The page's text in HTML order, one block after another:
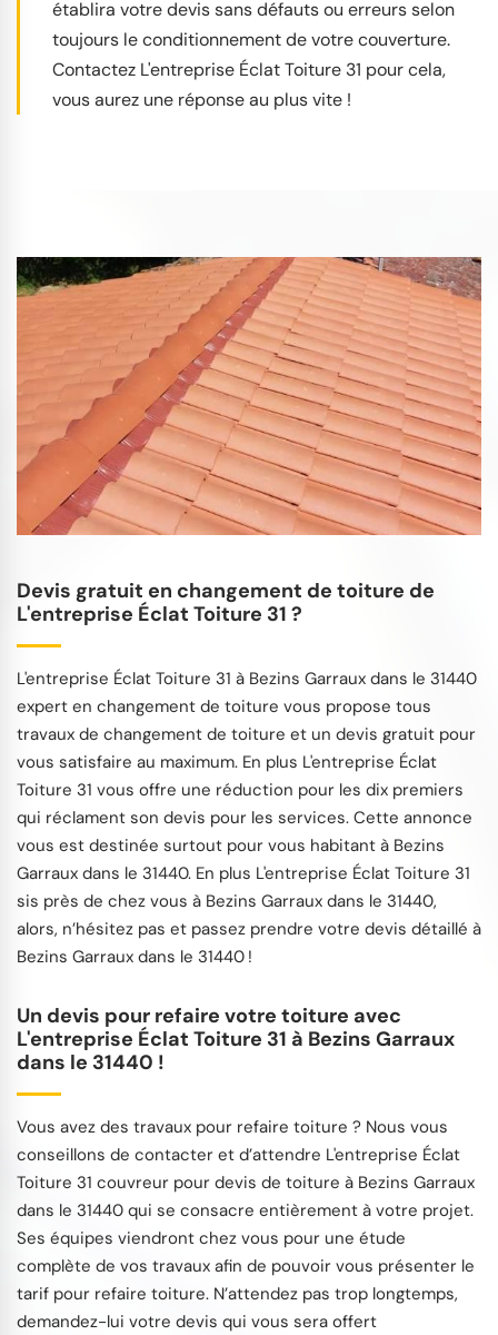
établira votre devis sans défauts ou erreurs selon
toujours le conditionnement de votre couverture.
Contactez L'entreprise Éclat Toiture 31 pour cela,
vous aurez une réponse au plus vite !
Devis gratuit en changement de toiture de
L'entreprise Éclat Toiture 31 ?
L'entreprise Éclat Toiture 31 à Bezins Garraux dans le 31440
expert en changement de toiture vous propose tous
travaux de changement de toiture et un devis gratuit pour
vous satisfaire au maximum. En plus L'entreprise Éclat
Toiture 31 vous offre une réduction pour les dix premiers
qui réclament son devis pour les services. Cette annonce
vous est destinée surtout pour vous habitant à Bezins
Garraux dans le 31440. En plus L'entreprise Éclat Toiture 31
sis près de chez vous à Bezins Garraux dans le 31440,
alors, n’hésitez pas et passez prendre votre devis détaillé à
Bezins Garraux dans le 31440 !
Un devis pour refaire votre toiture avec
L'entreprise Éclat Toiture 31 à Bezins Garraux
dans le 31440 !
Vous avez des travaux pour refaire toiture ? Nous vous
conseillons de contacter et d’attendre L'entreprise Éclat
Toiture 31 couvreur pour devis de toiture à Bezins Garraux
dans le 31440 qui se consacre entièrement à votre projet.
Ses équipes viendront chez vous pour une étude
complète de vos travaux afin de pouvoir vous présenter le
tarif pour refaire toiture. N’attendez pas trop longtemps,
demandez-lui votre devis qui vous sera offert